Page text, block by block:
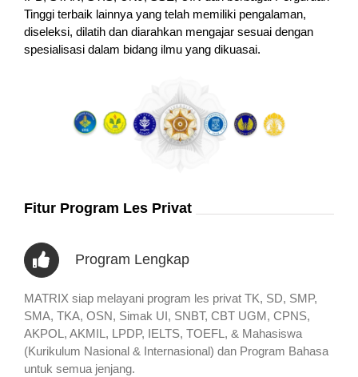
Tinggi terbaik lainnya yang telah memiliki pengalaman,
diseleksi, dilatih dan diarahkan mengajar sesuai dengan
spesialisasi dalam bidang ilmu yang dikuasai.
Fitur Program Les Privat
Program Lengkap
MATRIX siap melayani program les privat TK, SD, SMP,
SMA, TKA, OSN, Simak UI, SNBT, CBT UGM, CPNS,
AKPOL, AKMIL, LPDP, IELTS, TOEFL, & Mahasiswa
(Kurikulum Nasional & Internasional) dan Program Bahasa
untuk semua jenjang.